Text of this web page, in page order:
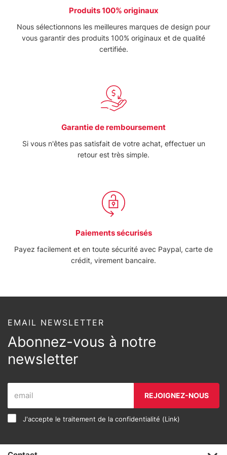
Produits 100% originaux
Nous sélectionnons les meilleures marques de design pour
vous garantir des produits 100% originaux et de qualité
certifiée.
Garantie de remboursement
Si vous n'êtes pas satisfait de votre achat, effectuer un
retour est très simple.
Paiements sécurisés
Payez facilement et en toute sécurité avec Paypal, carte de
crédit, virement bancaire.
EMAIL NEWSLETTER
Abonnez-vous à notre
newsletter
REJOIGNEZ-NOUS
J'accepte le traitement de la confidentialité (Link)